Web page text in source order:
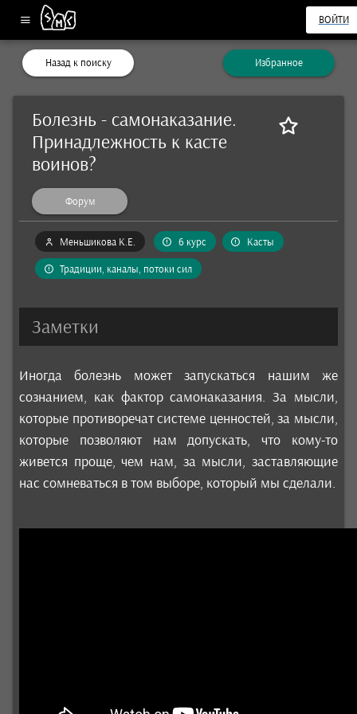
ВОЙТИ
Назад к поиску Избранное
Болезнь - самонаказание.
Принадлежность к касте
воинов?
Форум
Меньшикова К.Е. 6 курс Касты
Традиции, каналы, потоки сил
Заметки
Иногда болезнь может запускаться нашим же
сознанием, как фактор самонаказания. За мысли,
которые противоречат системе ценностей, за мысли,
которые позволяют нам допускать, что кому-то
живется проще, чем нам, за мысли, заставляющие
нас сомневаться в том выборе, который мы сделали.